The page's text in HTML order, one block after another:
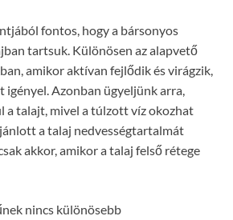
fontos, hogy a bársonyos
tartsuk. Különösen az alapvető
amikor aktívan fejlődik és virágzik,
igényel. Azonban ügyeljünk arra,
a talajt, mivel a túlzott víz okozhat
a talaj nedvességtartalmát
akkor, amikor a talaj felső rétege
nincs különösebb